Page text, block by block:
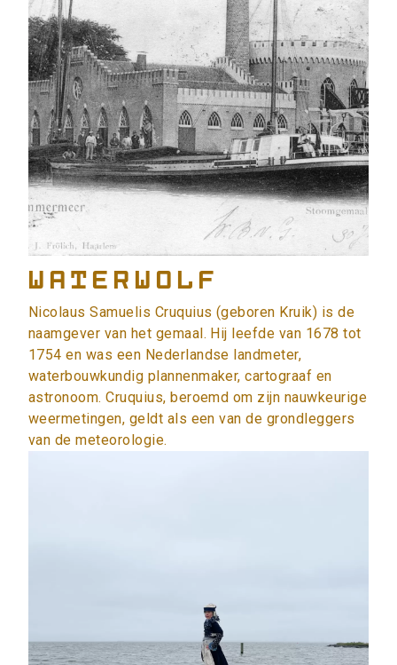
Waterwolf
Nicolaus Samuelis Cruquius (geboren Kruik) is de
naamgever van het gemaal. Hij leefde van 1678 tot
1754 en was een Nederlandse landmeter,
waterbouwkundig plannenmaker, cartograaf en
astronoom. Cruquius, beroemd om zijn nauwkeurige
weermetingen, geldt als een van de grondleggers
van de meteorologie.